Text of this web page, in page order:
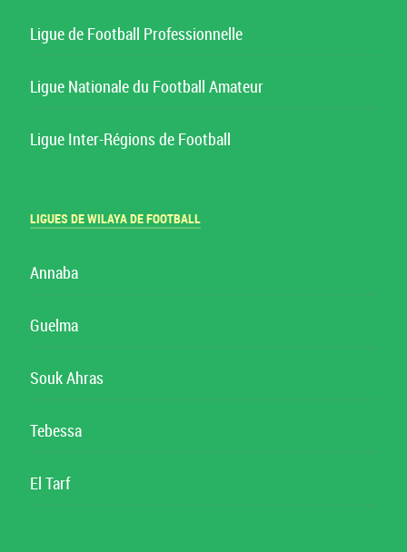
Ligue de Football Professionnelle
Ligue Nationale du Football Amateur
Ligue Inter-Régions de Football
LIGUES DE WILAYA DE FOOTBALL
Annaba
Guelma
Souk Ahras
Tebessa
El Tarf